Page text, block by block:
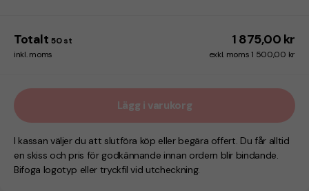
Totalt 50 st 1 875,00 kr
inkl. moms exkl. moms 1 500,00 kr
Lägg i varukorg
I kassan väljer du att slutföra köp eller begära offert. Du får alltid
en skiss och pris för godkännande innan ordern blir bindande.
Bifoga logotyp eller tryckfil vid utcheckning.